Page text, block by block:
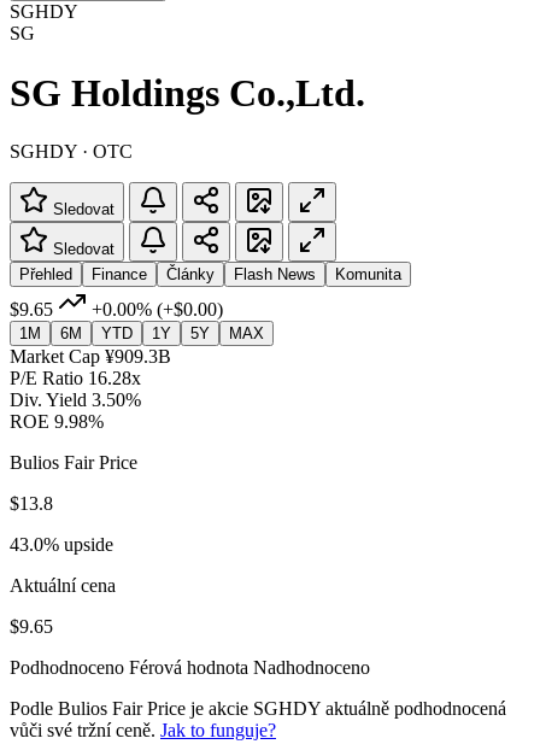
SGHDY
SG
SG Holdings Co.,Ltd.
SGHDY · OTC
Sledovat
Sledovat
Přehled
Finance Články Flash News Komunita
$9.65 +0.00% (+$0.00)
1M 6M YTD 1Y 5Y MAX
Market Cap ¥909.3B
P/E Ratio 16.28x
Div. Yield 3.50%
ROE 9.98%
Bulios Fair Price
$13.8
43.0% upside
Aktuální cena
$9.65
Podhodnoceno Férová hodnota Nadhodnoceno
Podle Bulios Fair Price je akcie SGHDY aktuálně podhodnocená
vůči své tržní ceně. Jak to funguje?